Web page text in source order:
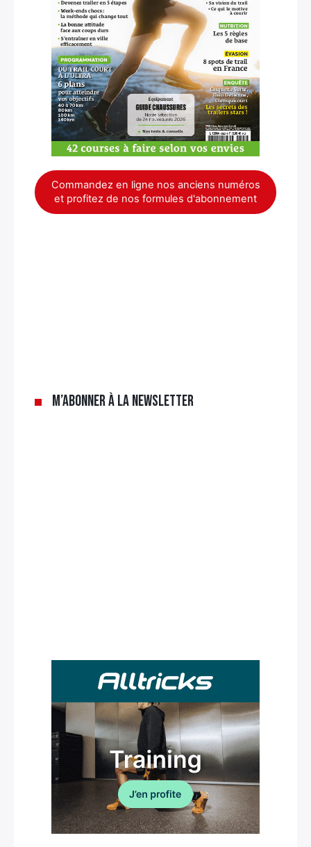
Commandez en ligne nos anciens numéros
et profitez de nos formules d'abonnement
M’abonner à la newsletter